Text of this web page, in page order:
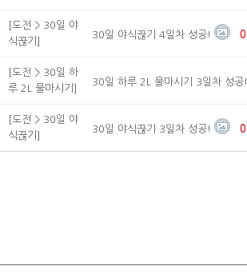
[도전 > 30일 야
식끊기]
30일 야식끊기 4일차 성공! 0
[도전 > 30일 하
루 2L 물마시기]
30일 하루 2L 물마시기 3일차 성공!
[도전 > 30일 야
식끊기]
30일 야식끊기 3일차 성공! 0